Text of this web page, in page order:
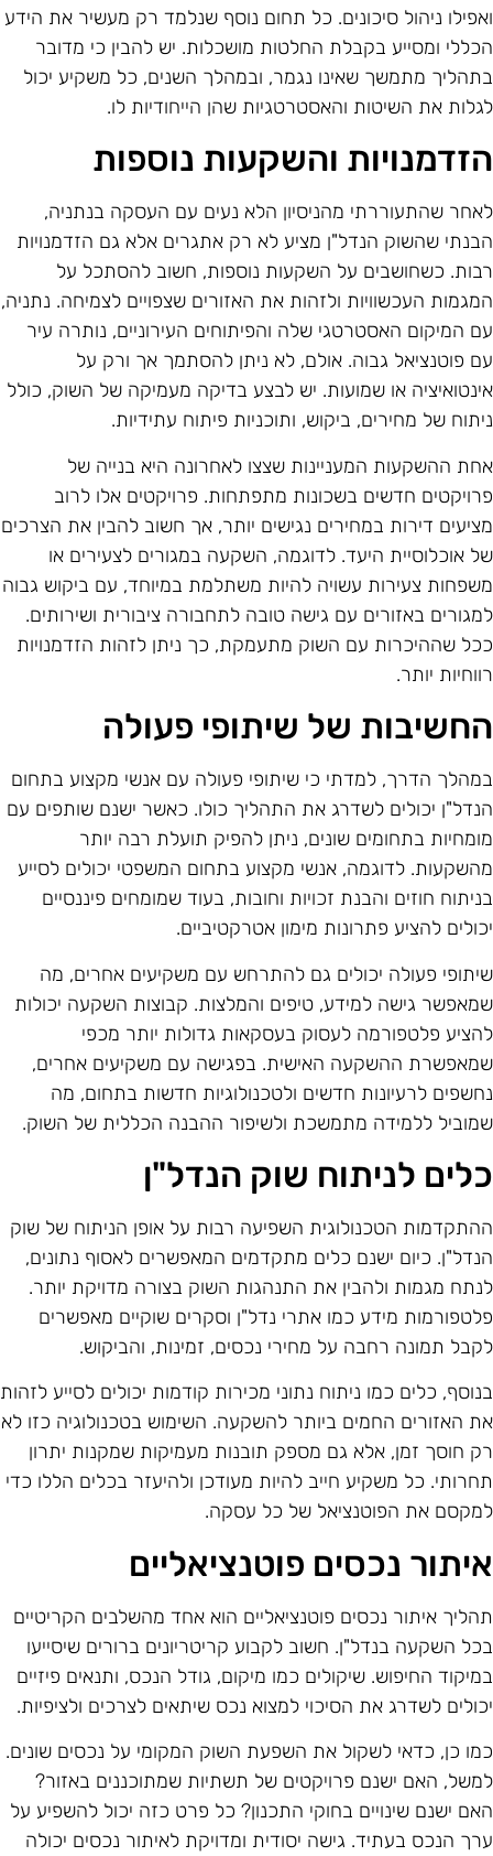
ניהול סיכונים. כל תחום נוסף שנלמד רק מעשיר את הידע
ומסייע בקבלת החלטות מושכלות. יש להבין כי מדובר
מתמשך שאינו נגמר, ובמהלך השנים, כל משקיע יכול
את השיטות והאסטרטגיות שהן הייחודיות לו.
והשקעות נוספות
שהתעוררתי מהניסיון הלא נעים עם העסקה בנתניה,
שהשוק הנדל"ן מציע לא רק אתגרים אלא גם הזדמנויות
כשחושבים על השקעות נוספות, חשוב להסתכל על
העכשוויות ולזהות את האזורים שצפויים לצמיחה. נתניה,
המיקום האסטרטגי שלה והפיתוחים העירוניים, נותרה עיר
פוטנציאל גבוה. אולם, לא ניתן להסתמך אך ורק על
או שמועות. יש לבצע בדיקה מעמיקה של השוק, כולל
של מחירים, ביקוש, ותוכניות פיתוח עתידיות.
ההשקעות המעניינות שצצו לאחרונה היא בנייה של
חדשים בשכונות מתפתחות. פרויקטים אלו לרוב
דירות במחירים נגישים יותר, אך חשוב להבין את הצרכים
אוכלוסיית היעד. לדוגמה, השקעה במגורים לצעירים או
צעירות עשויה להיות משתלמת במיוחד, עם ביקוש גבוה
באזורים עם גישה טובה לתחבורה ציבורית ושירותים.
שההיכרות עם השוק מתעמקת, כך ניתן לזהות הזדמנויות
יותר.
של שיתופי פעולה
הדרך, למדתי כי שיתופי פעולה עם אנשי מקצוע בתחום
יכולים לשדרג את התהליך כולו. כאשר ישנם שותפים עם
בתחומים שונים, ניתן להפיק תועלת רבה יותר
לדוגמה, אנשי מקצוע בתחום המשפטי יכולים לסייע
חוזים והבנת זכויות וחובות, בעוד שמומחים פיננסיים
להציע פתרונות מימון אטרקטיביים.
פעולה יכולים גם להתרחש עם משקיעים אחרים, מה
גישה למידע, טיפים והמלצות. קבוצות השקעה יכולות
פלטפורמה לעסוק בעסקאות גדולות יותר מכפי
ההשקעה האישית. בפגישה עם משקיעים אחרים,
לרעיונות חדשים ולטכנולוגיות חדשות בתחום, מה
ללמידה מתמשכת ולשיפור ההבנה הכללית של השוק.
לניתוח שוק הנדל"ן
הטכנולוגית השפיעה רבות על אופן הניתוח של שוק
כיום ישנם כלים מתקדמים המאפשרים לאסוף נתונים,
מגמות ולהבין את התנהגות השוק בצורה מדויקת יותר.
מידע כמו אתרי נדל"ן וסקרים שוקיים מאפשרים
תמונה רחבה על מחירי נכסים, זמינות, והביקוש.
כלים כמו ניתוח נתוני מכירות קודמות יכולים לסייע לזהות
האזורים החמים ביותר להשקעה. השימוש בטכנולוגיה כזו לא
חוסך זמן, אלא גם מספק תובנות מעמיקות שמקנות יתרון
כל משקיע חייב להיות מעודכן ולהיעזר בכלים הללו כדי
את הפוטנציאל של כל עסקה.
נכסים פוטנציאליים
איתור נכסים פוטנציאליים הוא אחד מהשלבים הקריטיים
השקעה בנדל"ן. חשוב לקבוע קריטריונים ברורים שיסייעו
החיפוש. שיקולים כמו מיקום, גודל הנכס, ותנאים פיזיים
לשדרג את הסיכוי למצוא נכס שיתאים לצרכים ולציפיות.
כן, כדאי לשקול את השפעת השוק המקומי על נכסים שונים.
האם ישנם פרויקטים של תשתיות שמתוכננים באזור?
ישנם שינויים בחוקי התכנון? כל פרט כזה יכול להשפיע על
הנכס בעתיד. גישה יסודית ומדויקת לאיתור נכסים יכולה